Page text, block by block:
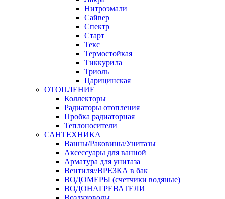
Нитроэмали
Сайвер
Спектр
Старт
Текс
Термостойкая
Тиккурила
Триоль
Царицинская
ОТОПЛЕНИЕ
Коллекторы
Радиаторы отопления
Пробка радиаторная
Теплоносители
САНТЕХНИКА
Ванны/Раковины/Унитазы
Аксессуары для ванной
Арматура для унитаза
Вентиля//ВРЕЗКА в бак
ВОДОМЕРЫ (счетчики водяные)
ВОДОНАГРЕВАТЕЛИ